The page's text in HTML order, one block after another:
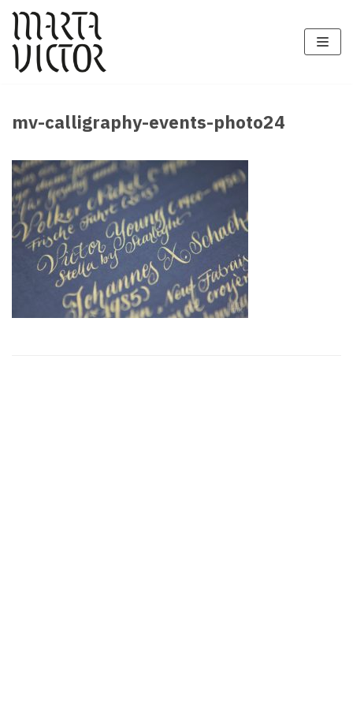
Zum
Inhalt
springen
mv-calligraphy-events-photo24